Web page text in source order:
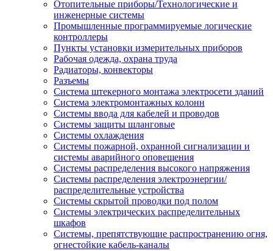
Отопительные приборы/Технологические и
инженерные системы
Промышленные программируемые логические
контроллеры
Пункты установки измерительных приборов
Рабочая одежда, охрана труда
Радиаторы, конвекторы
Разъемы
Система штекерного монтажа электросети зданий
Система электромонтажных колонн
Системы ввода для кабелей и проводов
Системы защиты шланговые
Системы охлаждения
Системы пожарной, охранной сигнализации и
системы аварийного оповещения
Системы распределения высокого напряжения
Системы распределения электроэнергии/
распределительные устройства
Системы скрытой проводки под полом
Системы электрических распределительных
шкафов
Системы, препятствующие распространению огня,
огнестойкие кабель-каналы